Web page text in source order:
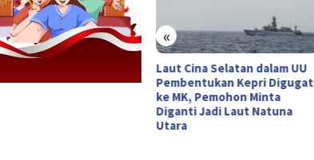
«
Laut Cina Selatan dalam UU
Pembentukan Kepri Digugat
ke MK, Pemohon Minta
Diganti Jadi Laut Natuna
Utara